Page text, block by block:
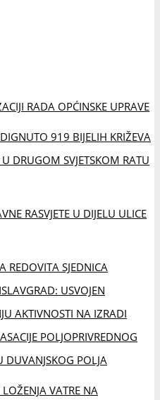
RASVJETE U DIJELU ULICE
USVOJEN
AKTIVNOSTI NA IZRADI
POLJOPRIVREDNOG
POLJA
VATRE NA
SJEDNICA
KANDIDATA ZA
ZAMJENIKA PREDSJEDNIKA
IZBORNIM